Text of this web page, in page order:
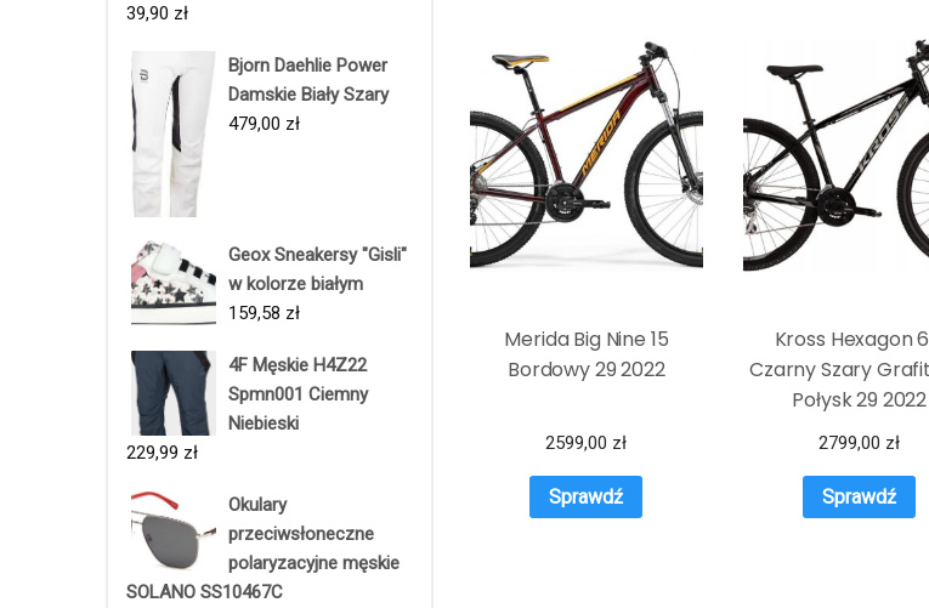
39,90 zł
Bjorn Daehlie Power
Damskie Biały Szary
479,00 zł
Geox Sneakersy "Gisli"
w kolorze białym
159,58 zł
4F Męskie H4Z22
Spmn001 Ciemny
Niebieski
229,99 zł
Okulary
przeciwsłoneczne
polaryzacyjne męskie
SOLANO SS10467C
Merida Big Nine 15
Bordowy 29 2022
2599,00 zł
Sprawdź
Kross Hexagon
Czarny Szary
Połysk 29 2022
2799,00 zł
Sprawdź